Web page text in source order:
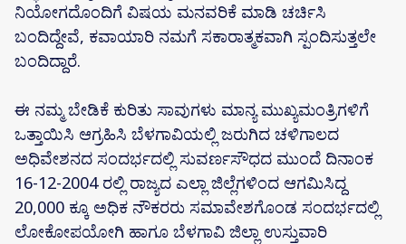
ನಿಯೋಗದೊಂದಿಗೆ ವಿಷಯ ಮನವರಿಕೆ ಮಾಡಿ ಚರ್ಚಿಸಿ
ಬಂದಿದ್ದೇವೆ, ಕವಾಯಾರಿ ನಮಗೆ ಸಕಾರಾತ್ಮಕವಾಗಿ ಸ್ಪಂದಿಸುತ್ತಲೇ
ಬಂದಿದ್ದಾರೆ.
ಈ ನಮ್ಮ ಬೇಡಿಕೆ ಕುರಿತು ಸಾವುಗಳು ಮಾನ್ಯ ಮುಖ್ಯಮಂತ್ರಿಗಳಿಗೆ
ಒತ್ತಾಯಿಸಿ ಆಗ್ರಹಿಸಿ ಬೆಳಗಾವಿಯಲ್ಲಿ ಜರುಗಿದ ಚಳಿಗಾಲದ
ಅಧಿವೇಶನದ ಸಂದರ್ಭದಲ್ಲಿ ಸುವರ್ಣಸೌಧದ ಮುಂದೆ ದಿನಾಂಕ
16-12-2004 ರಲ್ಲಿ ರಾಜ್ಯದ ಎಲ್ಲಾ ಜಿಲ್ಲೆಗಳಿಂದ ಆಗಮಿಸಿದ್ದ
20,000 ಕ್ಕೂ ಅಧಿಕ ನೌಕರರು ಸಮಾವೇಶಗೊಂಡ ಸಂದರ್ಭದಲ್ಲಿ
ಲೋಕೋಪಯೋಗಿ ಹಾಗೂ ಬೆಳಗಾವಿ ಜಿಲ್ಲಾ ಉಸ್ತುವಾರಿ